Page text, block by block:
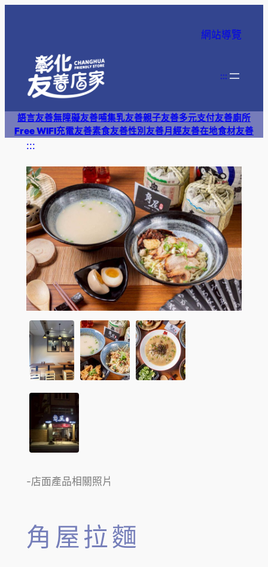
網站導覽
:::
語言友善無障礙友善哺集乳友善親子友善多元支付友善廁所
Free WIFI充電友善素食友善性別友善月經友善在地食材友善
:::
-店面產品相關照片
角屋拉麵